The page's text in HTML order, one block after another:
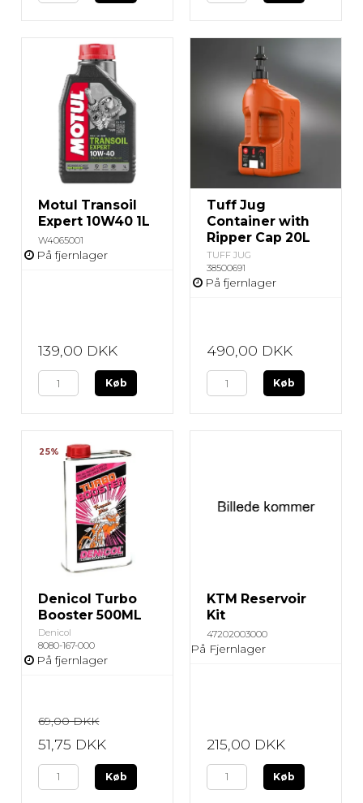
Motul Transoil
Expert 10W40 1L
W4065001
På fjernlager
139,00 DKK
Køb
Tuff Jug
Container with
Ripper Cap 20L
TUFF JUG
38500691
På fjernlager
490,00 DKK
Køb
25%
Denicol Turbo
Booster 500ML
Denicol
8080-167-000
På fjernlager
69,00 DKK
51,75 DKK
Køb
KTM Reservoir
Kit
47202003000
På Fjernlager
215,00 DKK
Køb